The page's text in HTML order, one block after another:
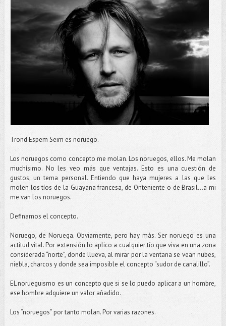
Trond Espem Seim es noruego.
Los noruegos como concepto me molan. Los noruegos, ellos. Me molan
muchísimo. No les veo más que ventajas. Esto es una cuestión de
gustos, un tema personal. Entiendo que haya mujeres a las que les
molen los tíos de la Guayana francesa, de Onteniente o de Brasil…a mi
me van los noruegos.
Definamos el concepto.
Noruego, de Noruega. Obviamente, pero hay más. Ser noruego es una
actitud vital. Por extensión lo aplico a cualquier tío que viva en una zona
considerada “norte”, donde llueva, al mirar por la ventana se vean nubes,
niebla, charcos y donde sea imposible el concepto “sudor de canalillo”.
EL norueguismo es un concepto que si se lo puedo aplicar a un hombre,
ese hombre adquiere un valor añadido.
Los “noruegos” por tanto molan. Por varias razones.